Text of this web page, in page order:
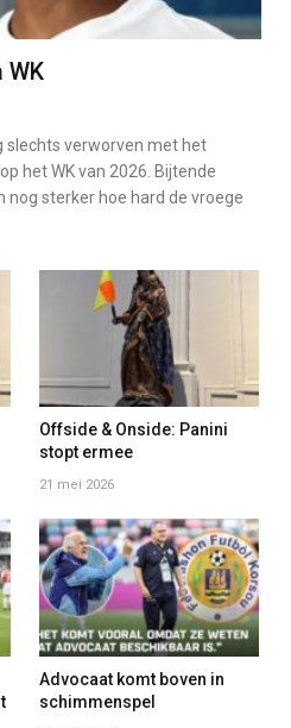
WK
slechts verworven met het
het WK van 2026. Bijtende
sterker hoe hard de vroege
Offside & Onside: Panini
stopt ermee
21 mei 2026
Advocaat komt boven in
schimmenspel